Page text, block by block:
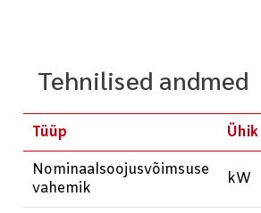
Tehnilised andmed
Tüüp Ühik
Nominaalsoojusvõimsuse
vahemik
kW